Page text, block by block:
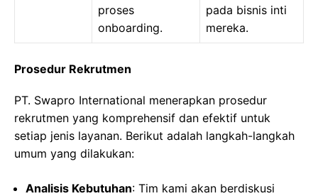
proses
onboarding.
pada bisnis inti
mereka.
Prosedur Rekrutmen
PT. Swapro International menerapkan prosedur
rekrutmen yang komprehensif dan efektif untuk
setiap jenis layanan. Berikut adalah langkah-langkah
umum yang dilakukan:
Analisis Kebutuhan: Tim kami akan berdiskusi